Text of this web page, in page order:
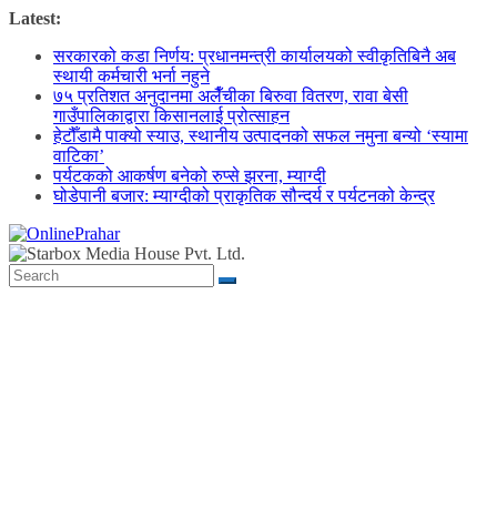
Skip
content
Latest:
सरकारको कडा निर्णय: प्रधानमन्त्री कार्यालयको स्वीकृतिबिनै अब
स्थायी कर्मचारी भर्ना नहुने
७५ प्रतिशत अनुदानमा अलैँचीका बिरुवा वितरण, रावा बेसी
गाउँपालिकाद्वारा किसानलाई प्रोत्साहन
हेटौँडामै पाक्यो स्याउ, स्थानीय उत्पादनको सफल नमुना बन्यो ‘स्यामा
वाटिका’
पर्यटकको आकर्षण बनेको रुप्से झरना, म्याग्दी
घोडेपानी बजार: म्याग्दीको प्राकृतिक सौन्दर्य र पर्यटनको केन्द्र